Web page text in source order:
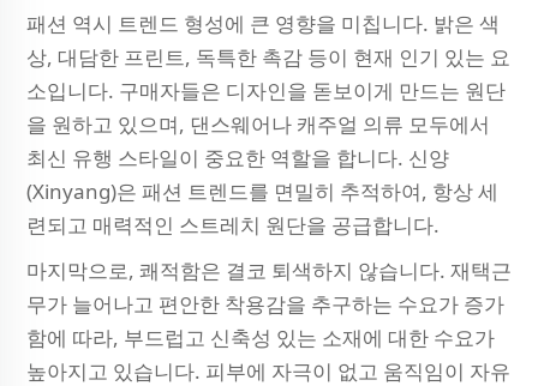
패션 역시 트렌드 형성에 큰 영향을 미칩니다. 밝은 색
상, 대담한 프린트, 독특한 촉감 등이 현재 인기 있는 요
소입니다. 구매자들은 디자인을 돋보이게 만드는 원단
을 원하고 있으며, 댄스웨어나 캐주얼 의류 모두에서
최신 유행 스타일이 중요한 역할을 합니다. 신양
(Xinyang)은 패션 트렌드를 면밀히 추적하여, 항상 세
련되고 매력적인 스트레치 원단을 공급합니다.
마지막으로, 쾌적함은 결코 퇴색하지 않습니다. 재택근
무가 늘어나고 편안한 착용감을 추구하는 수요가 증가
함에 따라, 부드럽고 신축성 있는 소재에 대한 수요가
높아지고 있습니다. 피부에 자극이 없고 움직임이 자유